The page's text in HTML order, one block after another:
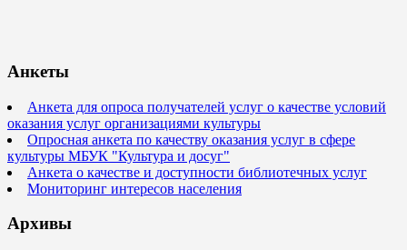
Анкеты
Анкета для опроса получателей услуг о качестве условий
оказания услуг организациями культуры
Опросная анкета по качеству оказания услуг в сфере
культуры МБУК "Культура и досуг"
Анкета о качестве и доступности библиотечных услуг
Мониторинг интересов населения
Архивы